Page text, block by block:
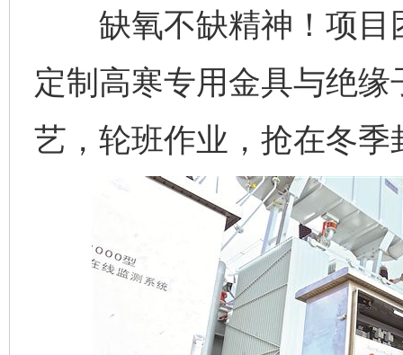
缺氧不缺精神！项目
定制高寒专用金具与绝
艺，轮班作业，抢在冬